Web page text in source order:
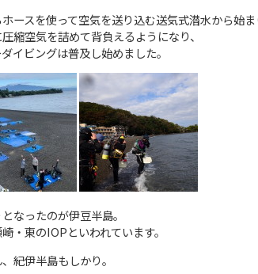
ースを使って空気を送り込む送気式潜水から始
縮空気を詰めて背負えるようになり、
イビングは普及し始めました。
なったのが伊豆半島。
・東のIOPといわれています。
紀伊半島もしかり。